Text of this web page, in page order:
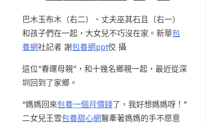
巴木玉布木（右二）、丈夫巫其石且（右一）
和孩子們在一起，大女兒不巧沒在家。新華包
養網社記者 謝包養網ppt佼 攝
這位“春運母親”，和十幾名鄉親一起，最近從深
圳回到了家鄉。
“媽媽回來包養一個月價錢了，我好想媽媽呀！”
二女兒王雪包養甜心網醫牽著媽媽的手不愿意